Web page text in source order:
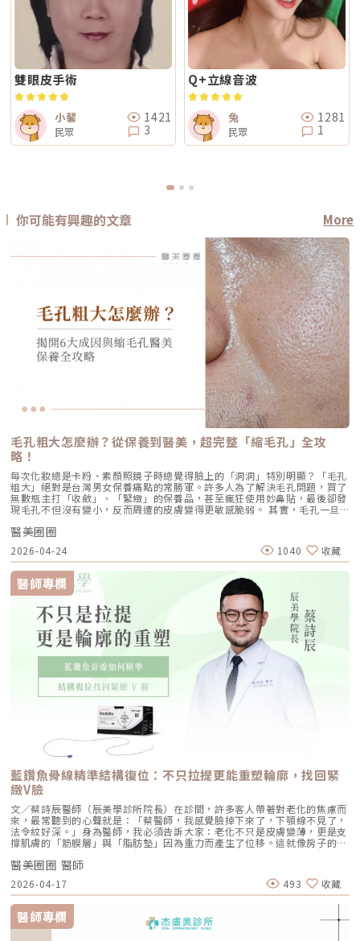
雙眼皮手術
小馨
民眾
1421
3
Q+立線音波
兔
民眾
1281
1
你可能有興趣的文章 More
毛孔粗大怎麼辦？從保養到醫美，超完整「縮毛孔」全攻
略！
每次化妝總是卡粉、素顏照鏡子時總覺得臉上的「洞洞」特別明顯？「毛孔
粗大」絕對是台灣男女保養痛點的常勝軍。許多人為了解決毛孔問題，買了
無數瓶主打「收斂」、「緊緻」的保養品，甚至瘋狂使用妙鼻貼，最後卻發
現毛孔不但沒有變小，反而周遭的皮膚變得更敏感脆弱。 其實，毛孔一旦
被撐大，就像是被撐鬆的橡皮筋，光靠日常塗抹保養品是很難「完全逆轉」
的。想要有效改善毛孔粗大，我們必須先搞懂你的毛孔是哪一種「型」，才
能對症下藥！這篇文章將帶你從日常保養到專業醫美療程，全面拯救毛孔粗
大的終極對策。為什麼我的毛孔會變大？揭開毛孔粗大的 6大元兇在探討怎
麼解決之前，我們得先抓出讓毛孔變大的罪魁禍首。毛孔粗大絕對不是單一
原因造成的，通常是以下幾個因素交織而成的結果：1. 【油脂型毛孔】：中
東油田的擴建工程毛孔是皮脂排出的主要通道。當你的皮脂腺天生比較發
達，或是受到氣溫升高、荷爾蒙波動、常吃高油高糖食物影響，導致出油量
大增時，通道就會被迫「擴建」來排出這些大量油脂。2. 【角質型毛孔】：
通道堵塞引發的連鎖反應健康的肌膚會自然代謝老廢角質，但如果代謝異
常，這些廢棄角質就會和皮脂、空氣中的髒污混合在一起，死死地堵塞在毛
孔開口。久而久之，毛孔就像被塞了軟木塞一樣，被越撐越大。3. 【老化型
毛孔】：膠原蛋白流失的初老警報真皮層中的「膠原蛋白」和「彈力蛋白」
就像是撐起毛孔的堅固地基。隨著年齡增長，或是長期不防曬導致的「光老
化」，地基流失、失去支撐力，毛孔邊緣的肌膚就會順著地心引力往下垂。
4. 【缺水型毛孔】：肌膚乾旱造成的表面危機這點常被許多人忽略！當角質
層極度缺水時，毛孔周圍的表皮細胞會像失去水分的蘋果一樣乾癟、萎縮，
無法飽滿排列。在細胞與細胞之間的縫隙變大之下，視覺上毛孔就顯得非常
明顯。5. 【疤痕型毛孔】：手癢硬擠留下的歷史遺跡嚴格來說這已經是「痘
疤」的範疇。過去長了嚴重的發炎性青春痘，或是手癢過度暴力擠壓，導致
真皮層組織嚴重受損。在傷口修復的過程中產生了纖維化拉扯，最終形成不
可逆的凹洞。6. 【蟎蟲型毛孔】：隱形的微小房客在作怪我們的臉上本來就
有共生的「蠕形蟎蟲」，但當免疫力下降、皮脂分泌失衡，或是過度清潔破
壞皮脂膜時，蟎蟲就會大量異常繁殖。牠們會啃食皮脂、進出毛囊，蟲體的
排泄物與屍體會引發毛囊發炎，進而把毛孔撐大。如何從日常居家保養穩住
毛孔不失控？雖然保養品無法讓已經擴大的毛孔完全「縮回」，但正確的居
家保養，能幫助控制毛孔不再進一步擴張，並改善整體膚質的平滑度。1. 溫
和清潔，不過度刺激：選擇胺基酸系等溫和潔顏產品，一天清潔 1～2 次即
可。避免頻繁使用磨砂或強力去角質產品，以減少對皮膚屏障的刺激。2. 適
度使用酸類，幫助代謝角質：對於油脂分泌較旺或粉刺型毛孔，可在醫師或
專業建議下使用酸類保養品： 水楊酸（BHA）：脂溶性，能深入毛孔幫助
油脂代謝，常用於黑頭與粉刺調理。 果酸（AHA，如甘醇酸、乳酸）：主要
作用於表層角質更新，改善肌膚粗糙。 杏仁酸：屬於果酸的一種但兼具親
脂特性，屬較溫和的酸類選擇。3. 抗老成分 A醇（Retinol）：A醇是目前研
究較完整的抗老成分之一，可促進表皮更新，並間接支持膠原蛋白生成，對
於老化型毛孔與膚質粗糙有一定幫助。但 A醇具有刺激性，建議採取低濃
度、循序漸進方式建立耐受。4. 防曬是關鍵保護：紫外線是造成膠原蛋白流
醫美圈圈
2026-04-24 1040 收藏
醫師專欄
藍鑽魚骨線精準結構復位：不只拉提更能重塑輪廓，找回緊
緻V臉
文／蔡詩辰醫師（辰美學診所院長）在診間，許多客人帶著對老化的焦慮而
來，最常聽到的心聲就是：「蔡醫師，我感覺臉掉下來了，下顎線不見了，
法令紋好深。」身為醫師，我必須告訴大家：老化不只是皮膚變薄，更是支
撐肌膚的「筋膜層」與「脂肪墊」因為重力而產生了位移。這就像房子的地
基移位了，單純補油漆（擦保養品）或補水泥（填充）是不夠的，我們需要
的是將結構「拉回原位」。這就是為什麼在辰美學，我非常重視 藍鑽魚骨
線（STRATAFIX®）的延伸應用，這是一種關於「結構復位（Structural
Repositioning）」的藝術。一、 什麼是藍鑽魚骨線？解密「結構復位」的
關鍵技術藍鑽魚骨線是一款獲美國 FDA、歐盟 CE 及台灣衛福部三方核准的
對稱型倒鉤線材。之所以被醫師們在線雕拉提領域視為黃金標準，是因為它
具備了其他線材難以企及的物理特性：1. 壓模一體成型：強韌度極大化不同
於傳統切割線材（切開線身製造倒鉤，會損害核心強度），藍鑽魚骨線採用
醫美圈圈 醫師
2026-04-17 493 收藏
醫師專欄